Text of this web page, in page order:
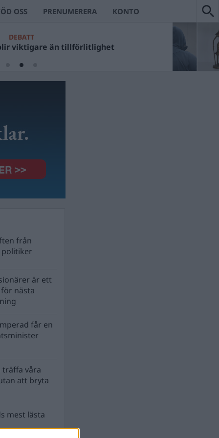
OSS PRENUMERERA KONTO
DEBATT
viktigare än tillförlitlighet
från
är ett
nästa
får en
träffa våra
att bryta
mest lästa